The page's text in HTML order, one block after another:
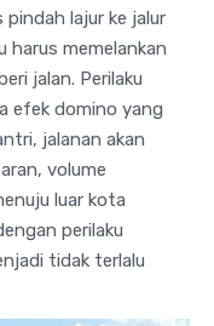
lajur ke jalur
harus memelankan
jalan. Perilaku
efek domino yang
jalanan akan
volume
luar kota
perilaku
tidak terlalu